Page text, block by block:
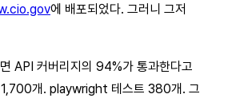
에 배포되었다. 그러니 그저
API 커버리지의 94%가 통과한다고
개. playwright 테스트 380개. 그